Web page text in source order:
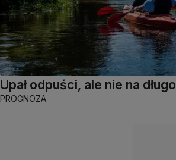
Upał odpuści, ale nie na długo
PROGNOZA